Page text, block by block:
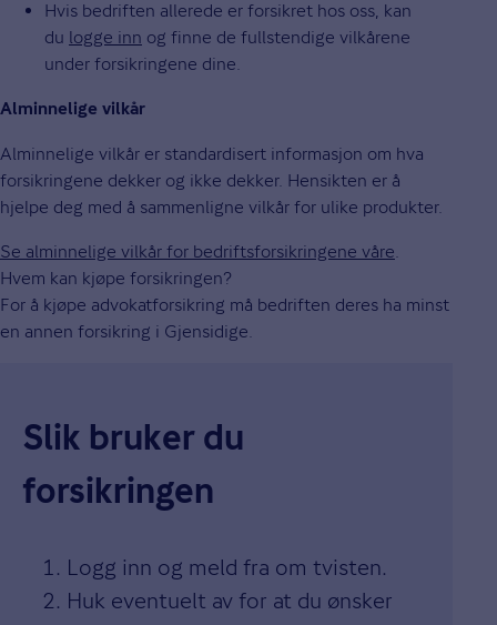
Hvis bedriften allerede er forsikret hos oss, kan
du logge inn og finne de fullstendige vilkårene
under forsikringene dine.
Alminnelige vilkår
Alminnelige vilkår er standardisert informasjon om hva
forsikringene dekker og ikke dekker. Hensikten er å
hjelpe deg med å sammenligne vilkår for ulike produkter.
Se alminnelige vilkår for bedriftsforsikringene våre
Hvem kan kjøpe forsikringen?
For å kjøpe advokatforsikring må bedriften deres ha minst
en annen forsikring i Gjensidige.
Slik bruker du
forsikringen
Logg inn og meld fra om tvisten.
Huk eventuelt av for at du ønsker